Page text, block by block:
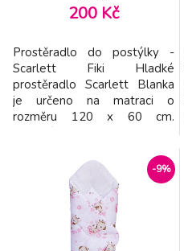
200 Kč
Prostěradlo do postýlky -
Scarlett Fiki Hladké
prostěradlo Scarlett Blanka
je určeno na matraci o
rozměru 120 x 60 cm.
-9%